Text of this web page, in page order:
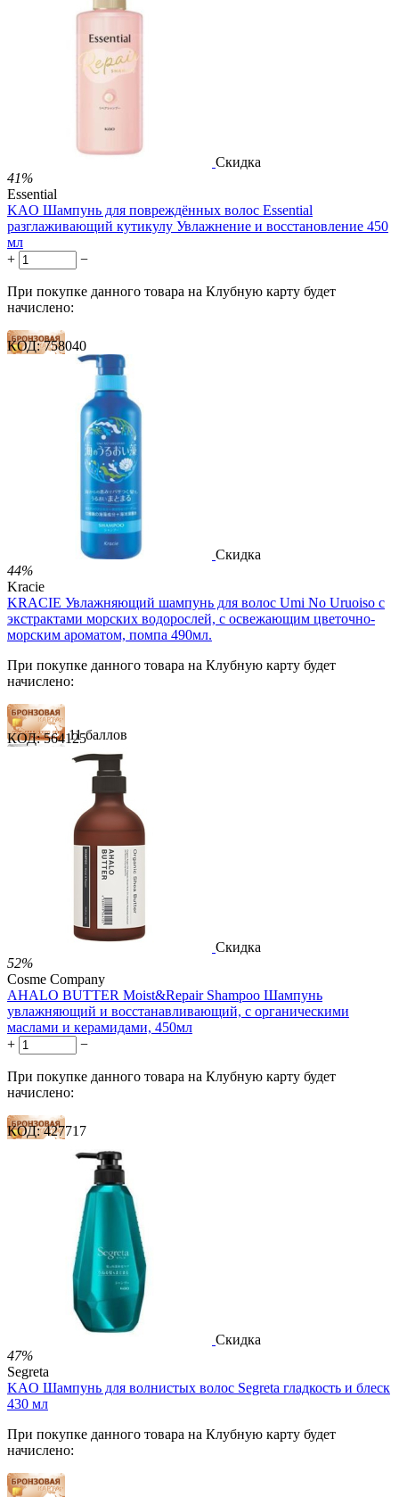
16 баллов
26 баллов
1 578.00 Р
за 1.00 мл
Скидка
41%
Essential
KAO Шампунь для повреждённых волос Essential
разглаживающий кутикулу Увлажнение и восстановление 450
мл
+
−
При покупке данного товара на Клубную карту будет
начислено:
11 баллов
16 баллов
26 баллов
1 486.00 Р
за 1.00 мл

КОД: 758040
Скидка
44%
Kracie
KRACIE Увлажняющий шампунь для волос Umi No Uruoiso с
экстрактами морских водорослей, с освежающим цветочно-
морским ароматом, помпа 490мл.
При покупке данного товара на Клубную карту будет
начислено:
11 баллов
16 баллов
26 баллов
724.00 Р
за 1.00 мл
Нет в наличии
 
КОД: 564125
Скидка
52%
Cosme Company
AHALO BUTTER Moist&Repair Shampoo Шампунь
увлажняющий и восстанавливающий, с органическими
маслами и керамидами, 450мл
+
−
При покупке данного товара на Клубную карту будет
начислено:
16 баллов
26 баллов
1 212.00
Р
за 1.00 мл

КОД: 427717
Скидка
47%
Segreta
KAO Шампунь для волнистых волос Segreta гладкость и блеск
430 мл
При покупке данного товара на Клубную карту будет
начислено: